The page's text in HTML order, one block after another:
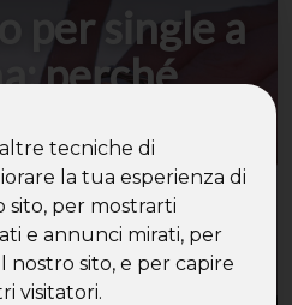
tecniche di
la tua esperienza di
sito, per mostrarti
e annunci mirati, per
nostro sito, e per capire
visitatori.
per single a
perché
privati e
un party esclusivo per
di San Silvestro